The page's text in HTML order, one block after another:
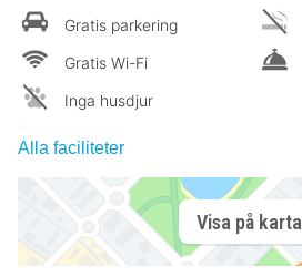
Gratis parkering
Gratis Wi-Fi
Inga husdjur
Alla faciliteter
Visa på karta